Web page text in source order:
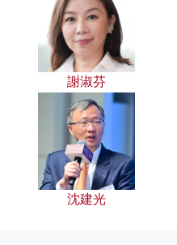
謝淑芬
沈建光